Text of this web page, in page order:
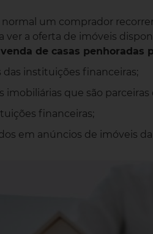
um comprador
ver a oferta de imóveis
de casas penhoradas
das instituições financeiras;
imobiliárias que são
financeiras;
em anúncios de imóveis